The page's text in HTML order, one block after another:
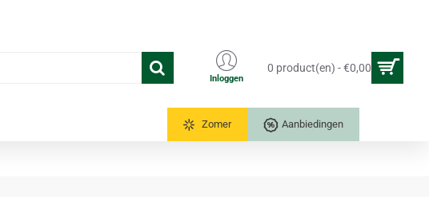
Inloggen
0 product(en) - €0,00
Zomer Aanbiedingen